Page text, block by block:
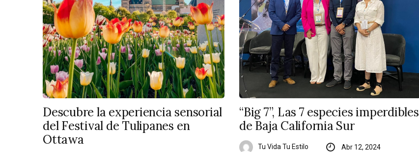
Descubre la experiencia sensorial
del Festival de Tulipanes en
Ottawa
“Big 7”, Las 7 especies imperdibles
de Baja California Sur
Tu Vida Tu Estilo Abr 12, 2024